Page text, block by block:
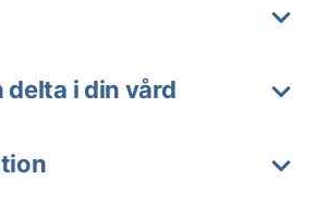
delta i din vård